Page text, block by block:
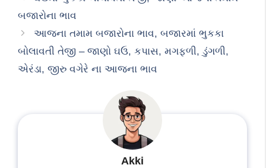
બજારોના ભાવ
આજના તમામ બજારોના ભાવ, બજારમાં ભુકકા
બોલાવતી તેજી – જાણો ઘઉ, કપાસ, મગફળી, ડુંગળી,
એરંડા, જીરુ વગેરે ના આજના ભાવ
Akki